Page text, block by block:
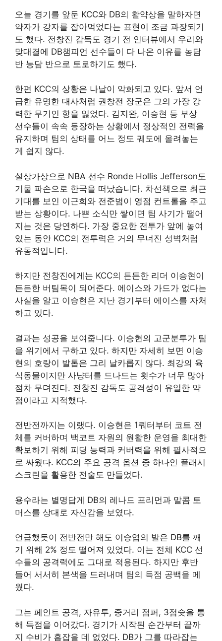
오늘 경기를 앞둔 KCC와 DB의 활약상을 말하자면
약자가 강자를 잡아먹었다는 표현이 조금 과장되기
도 했다. 전창진 감독도 경기 전 인터뷰에서 우리와
맞대결에 DB챔피언 선수들이 다 나온 이유를 농담
반 농담 반으로 토로하기도 했다.
한편 KCC의 상황은 나날이 악화되고 있다. 앞서 언
급한 유명한 대사처럼 권창전 장군은 그의 가장 강
력한 무기인 항을 잃었다. 김지완, 이승현 등 부상
선수들이 속속 등장하는 상황에서 정상적인 전력을
유지하며 팀의 상태를 어느 정도 궤도에 올려놓는
게 쉽지 않다.
설상가상으로 NBA 선수 Ronde Hollis Jefferson도
기물 파손으로 한국을 떠났습니다. 차선책으로 최근
기대를 보인 이근희와 전준범이 영점 컨트롤을 주고
받는 상황이다. 나쁜 소식만 쌓이면 팀 사기가 떨어
지는 것은 당연하다. 가장 중요한 전투가 앞에 놓여
있는 동안 KCC의 전투력은 거의 무너진 성벽처럼
유동적입니다.
하지만 전창진에게는 KCC의 든든한 리더 이승현이
든든한 버팀목이 되어준다. 에이스와 가드가 없다는
사실을 알고 이승현은 지난 경기부터 에이스를 자처
하고 있다.
결과는 성공을 보여줍니다. 이승현의 고군분투가 팀
을 위기에서 구하고 있다. 하지만 자세히 보면 이승
현의 호랑이 발톱은 그리 날카롭지 않다. 최강의 육
식동물이지만 사냥터를 드나드는 횟수가 너무 많아
점차 무뎌진다. 전창진 감독도 공격성이 유일한 약
점이라고 지적했다.
전반전까지는 이랬다. 이승현은 1쿼터부터 코트 전
체를 커버하며 백코트 자원의 원활한 운영을 최대한
확보하기 위해 피딩 능력과 커버력을 위해 필사적으
로 싸웠다. KCC의 주요 공격 옵션 중 하나인 플래시
스크린을 활용한 전술도 만들었다.
용수라는 별명답게 DB의 레나드 프리먼과 말콤 토
머스를 상대로 자신감을 보였다.
언급했듯이 전반전만 해도 이승엽의 발은 DB를 깨
기 위해 2% 정도 떨어져 있었다. 이는 전체 KCC 선
수들의 공격력에도 그대로 적용된다. 하지만 후반
들어 서서히 본색을 드러내며 팀의 득점 공백을 메
웠다.
그는 페인트 공격, 자유투, 중거리 점퍼, 3점슛을 통
해 득점을 이어갔다. 경기가 시작된 순간부터 끝까
지 수비가 흠잡을 데 없었다. DB가 그를 따라잡는